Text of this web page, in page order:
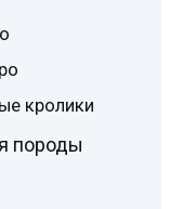
кролики
породы